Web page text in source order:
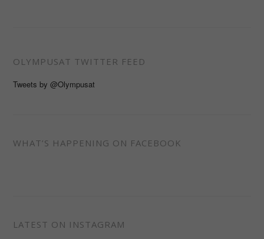
OLYMPUSAT TWITTER FEED
Tweets by @Olympusat
WHAT’S HAPPENING ON FACEBOOK
LATEST ON INSTAGRAM